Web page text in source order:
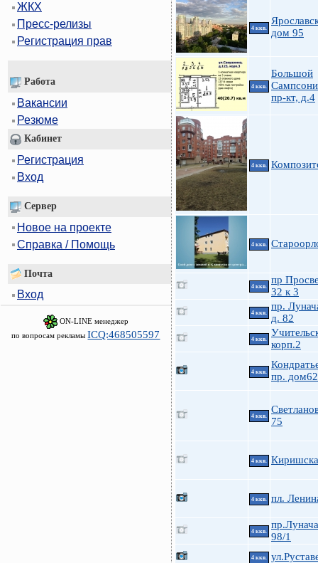
ЖКХ
Пресс-релизы
Регистрация прав
Работа
Вакансии
Резюме
Кабинет
Регистрация
Вход
Сервер
Новое на проекте
Справка / Помощь
Почта
Вход
ON-LINE менеджер
по вопросам рекламы ICQ:468505597
4 ккв.
дом 95
4 ккв.
Большой
пр-кт, д.4
4 ккв.
4 ккв.
4 ккв.
пр
32 к 3
4 ккв.
пр.
д. 82
4 ккв.
корп.2
4 ккв.
пр.
4 ккв.
75
4 ккв.
4 ккв. пл.
4 ккв.
98/1
4 ккв.